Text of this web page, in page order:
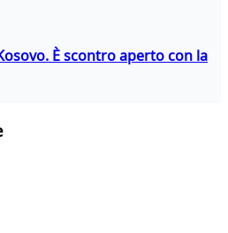
È scontro aperto con la